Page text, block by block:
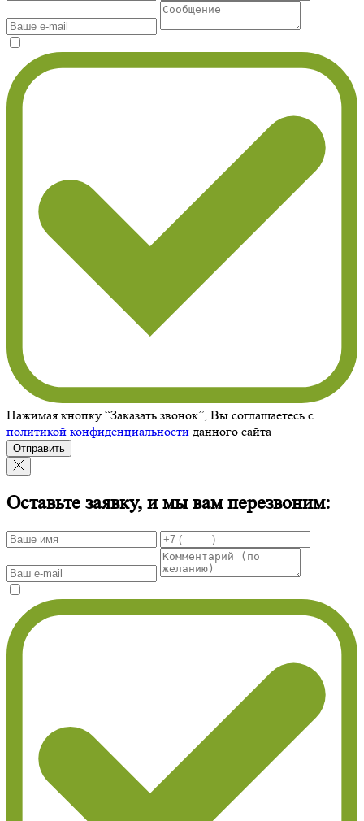
Нажимая кнопку “Заказать звонок”, Вы соглашаетесь с
политикой конфиденциальности данного сайта
Отправить
Оставьте заявку, и мы вам перезвоним: